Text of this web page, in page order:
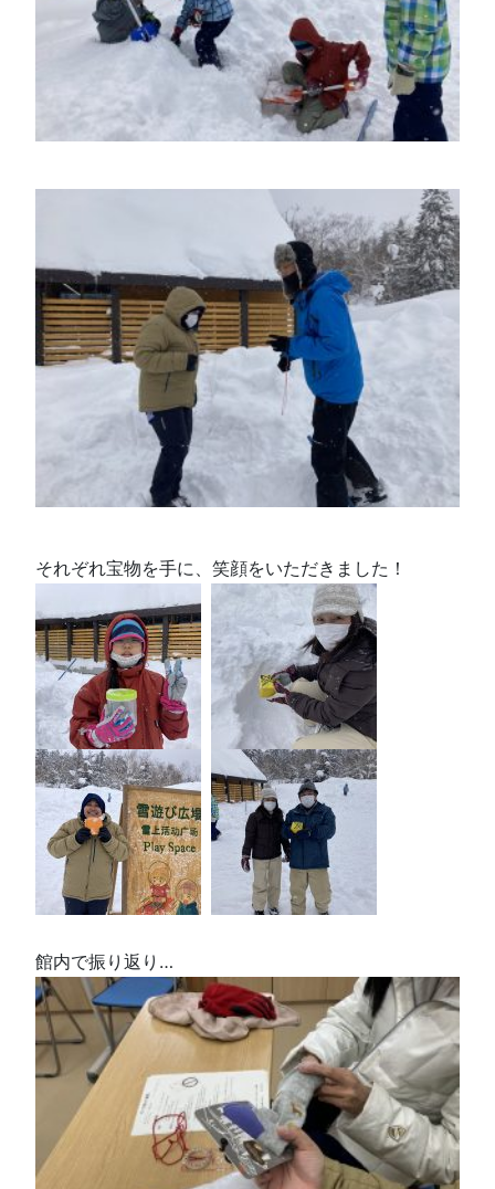
それぞれ宝物を手に、笑顔をいただきました！
館内で振り返り…